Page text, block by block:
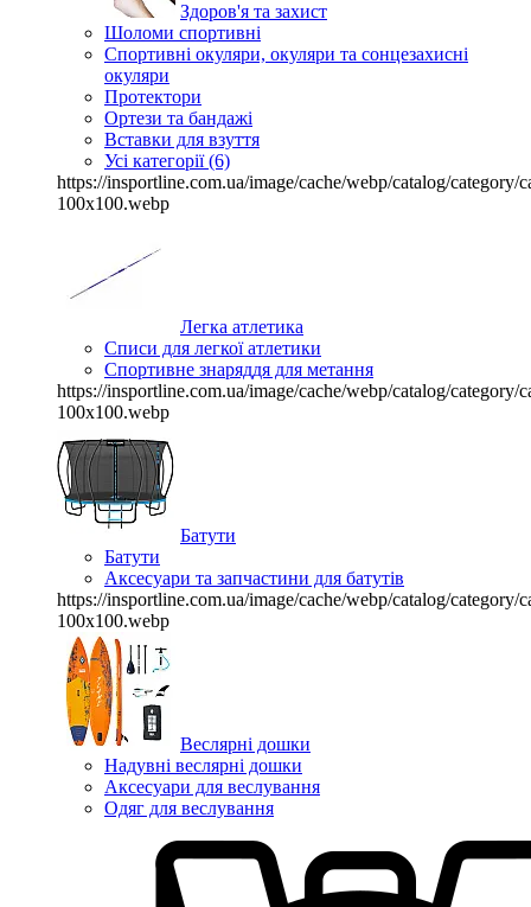
Здоров'я та захист
Шоломи спортивні
Спортивні окуляри, окуляри та сонцезахисні
окуляри
Протектори
Ортези та бандажі
Вставки для взуття
Усі категорії (6)
https://insportline.com.ua/image/cache/webp/catalog/category/
100x100.webp
Легка атлетика
Списи для легкої атлетики
Спортивне знаряддя для метання
https://insportline.com.ua/image/cache/webp/catalog/category/
100x100.webp
Батути
Батути
Аксесуари та запчастини для батутів
https://insportline.com.ua/image/cache/webp/catalog/category/
100x100.webp
Веслярні дошки
Надувні веслярні дошки
Аксесуари для веслування
Одяг для веслування